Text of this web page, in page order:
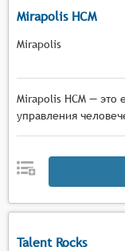
Mirapolis HCM
Mirapolis
Mirapolis HCM — это
управления
Talent Rocks